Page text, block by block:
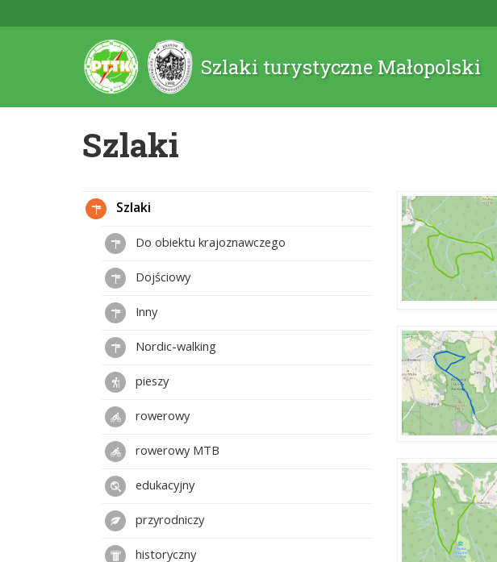
Szlaki turystyczne Małopolski
Szlaki
Szlaki
Do obiektu krajoznawczego
Dojściowy
Inny
Nordic-walking
pieszy
rowerowy
rowerowy MTB
edukacyjny
przyrodniczy
historyczny